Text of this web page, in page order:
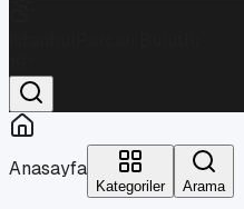
Anasayfa
Kategoriler Arama